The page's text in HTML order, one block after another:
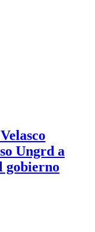
Ungrd a
gobierno